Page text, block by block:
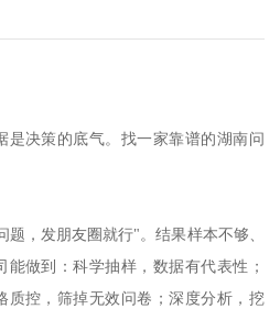
是决策的底气。找一家靠谱的湖南问
题，发朋友圈就行"。结果样本不够、
做到：科学抽样，数据有代表性；
质控，筛掉无效问卷；深度分析，挖